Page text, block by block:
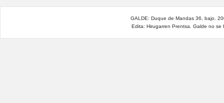
GALDE: Duque de Mandas 36, bajo.
Edita: Hirugarren Prentsa. Galde no